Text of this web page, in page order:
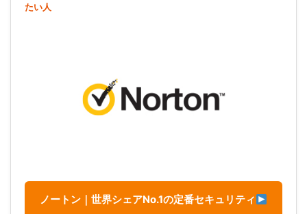
たい人
ノートン｜世界シェアNo.1の定番セキュリティ